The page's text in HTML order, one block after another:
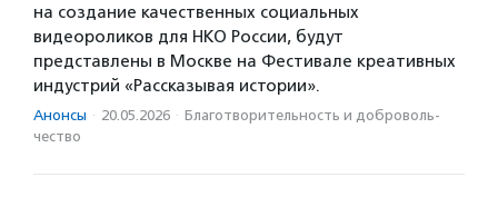
на создание качественных социальных
видеороликов для НКО России, будут
представлены в Москве на Фестивале креативных
индустрий «Рассказывая истории».
Анонсы · 20.05.2026 · Благотвори­тель­ность и доброволь­
чест­во